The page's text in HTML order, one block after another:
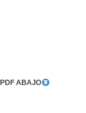
ABAJO